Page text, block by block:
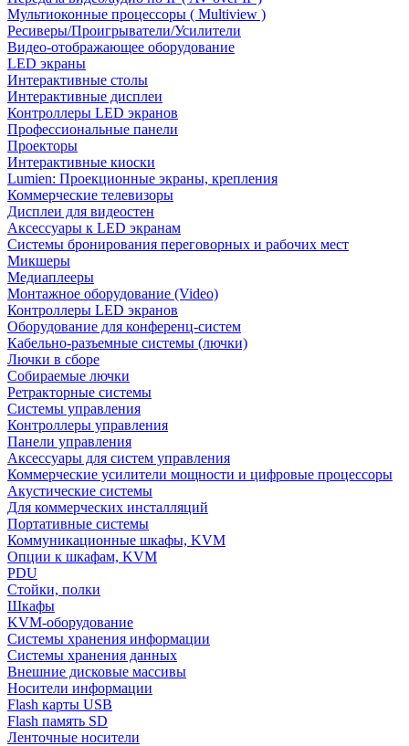
Мультиоконные процессоры ( Multiview )
Ресиверы/Проигрыватели/Усилители
Видео-отображающее оборудование
LED экраны
Интерактивные столы
Интерактивные дисплеи
Контроллеры LED экранов
Профессиональные панели
Проекторы
Интерактивные киоски
Lumien: Проекционные экраны, крепления
Коммерческие телевизоры
Дисплеи для видеостен
Аксессуары к LED экранам
Системы бронирования переговорных и рабочих мест
Микшеры
Медиаплееры
Монтажное оборудование (Video)
Контроллеры LED экранов
Оборудование для конференц-систем
Кабельно-разъемные системы (лючки)
Лючки в сборе
Собираемые лючки
Ретракторные системы
Системы управления
Контроллеры управления
Панели управления
Аксессуары для систем управления
Коммерческие усилители мощности и цифровые процессоры
Акустические системы
Для коммерческих инсталляций
Портативные системы
Коммуникационные шкафы, KVM
Опции к шкафам, KVM
PDU
Стойки, полки
Шкафы
KVM-оборудование
Системы хранения информации
Системы хранения данных
Внешние дисковые массивы
Носители информации
Flash карты USB
Flash память SD
Ленточные носители